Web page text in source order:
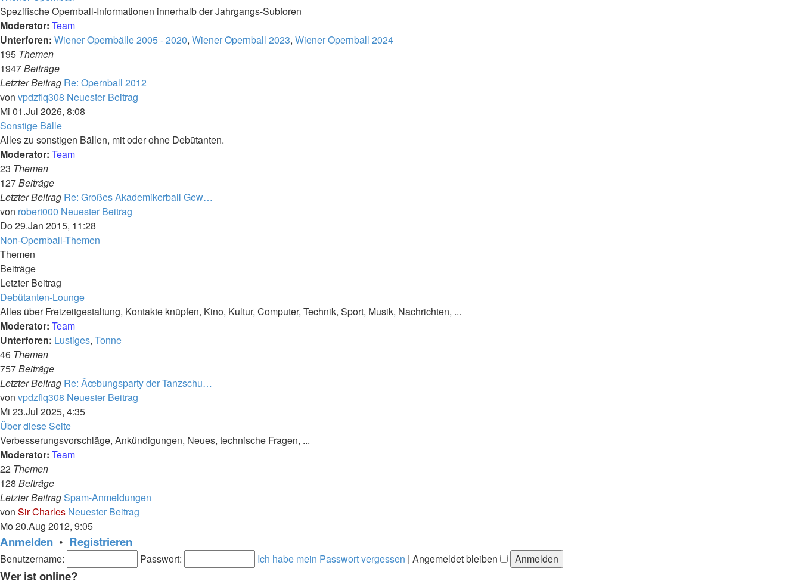
Spezifische Opernball-Informationen innerhalb der Jahrgangs-Subforen
Moderator: Team
Unterforen: Wiener Opernbälle 2005 - 2020, Wiener Opernball 2023, Wiener Opernball 2024
195 Themen
1947Beiträge
Letzter Beitrag Re: Opernball 2012
von vpdzflq308 Neuester Beitrag
Mi 01.Jul 2026, 8:08
Sonstige Bälle
Alles zu sonstigen Bällen, mit oder ohne Debütanten.
Moderator: Team
23 Themen
127Beiträge
Letzter Beitrag Re: Großes Akademikerball Gew…
von robert000 Neuester Beitrag
Do 29.Jan 2015, 11:28
Non-Opernball-Themen
Themen
Beiträge
Letzter Beitrag
Debütanten-Lounge
Alles über Freizeitgestaltung, Kontakte knüpfen, Kino, Kultur, Computer, Technik, Sport, Musik, Nachrichten, ...
Moderator: Team
Unterforen: Lustiges, Tonne
46 Themen
757Beiträge
Letzter Beitrag Re: Ãœbungsparty der Tanzschu…
von vpdzflq308 Neuester Beitrag
Mi 23.Jul 2025, 4:35
Über diese Seite
Verbesserungsvorschläge, Ankündigungen, Neues, technische Fragen, ...
Moderator: Team
22 Themen
128 Beiträge
Letzter BeitragSpam-Anmeldungen
von Sir Charles Neuester Beitrag
Mo 20.Aug 2012, 9:05
Anmelden • Registrieren
Benutzername: Passwort: Ich habe mein Passwort vergessen | Angemeldet bleiben
Wer ist online?